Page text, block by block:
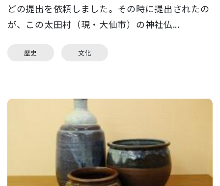
どの提出を依頼しました。その時に提出されたの
が、この太田村（現・大仙市）の神社仏...
歴史 文化